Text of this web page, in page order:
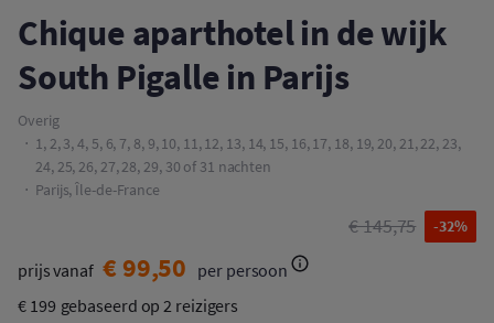
Chique aparthotel in de wijk
South Pigalle in Parijs
Overig
1, 2, 3, 4, 5, 6, 7, 8, 9, 10, 11, 12, 13, 14, 15, 16, 17, 18, 19, 20, 21, 22, 23,
24, 25, 26, 27, 28, 29, 30 of 31 nachten
Parijs, Île-de-France
€ 145,75 -32%
prijs vanaf € 99,50 per persoon
€ 199 gebaseerd op 2 reizigers